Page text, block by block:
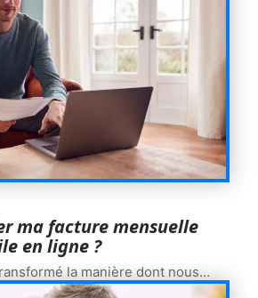
ma facture mensuelle
en ligne ?
la manière dont nous…